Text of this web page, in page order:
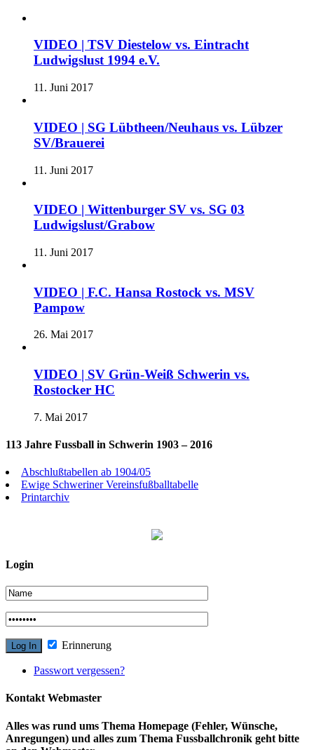
VIDEO | TSV Diestelow vs. Eintracht
Ludwigslust 1994 e.V.
11. Juni 2017
VIDEO | SG Lübtheen/Neuhaus vs. Lübzer
SV/Brauerei
11. Juni 2017
VIDEO | Wittenburger SV vs. SG 03
Ludwigslust/Grabow
11. Juni 2017
VIDEO | F.C. Hansa Rostock vs. MSV
Pampow
26. Mai 2017
VIDEO | SV Grün-Weiß Schwerin vs.
Rostocker HC
7. Mai 2017
113 Jahre Fussball in Schwerin 1903 – 2016
Abschlußtabellen ab 1904/05
Ewige Schweriner Vereinsfußballtabelle
Printarchiv
Login
Erinnerung
Passwort vergessen?
Kontakt Webmaster
Alles was rund ums Thema Homepage (Fehler, Wünsche,
Anregungen) und alles zum Thema Fussballchronik geht bitte